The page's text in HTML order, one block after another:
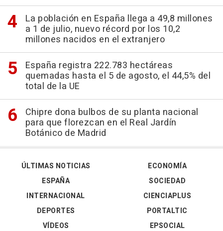
La población en España llega a 49,8 millones
a 1 de julio, nuevo récord por los 10,2
millones nacidos en el extranjero
España registra 222.783 hectáreas
quemadas hasta el 5 de agosto, el 44,5% del
total de la UE
Chipre dona bulbos de su planta nacional
para que florezcan en el Real Jardín
Botánico de Madrid
ÚLTIMAS NOTICIAS
ESPAÑA
INTERNACIONAL
DEPORTES
VÍDEOS
ECONOMÍA
SOCIEDAD
CIENCIAPLUS
PORTALTIC
EPSOCIAL